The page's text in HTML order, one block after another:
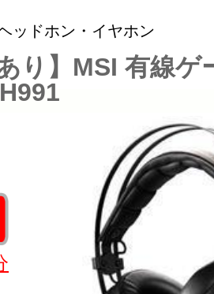
ッドホン・イヤホン
り】MSI 有線